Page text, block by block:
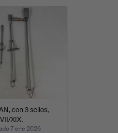
con 3 sellos,
XIX.
7 ene 2026